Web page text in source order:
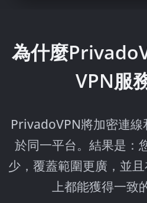
為什麼
VPN服
PrivadoVPN將加密連
於同一平台。結果是：
少，覆蓋範圍更廣，並
上都能獲得一致